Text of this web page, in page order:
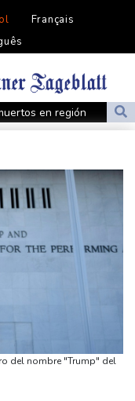
Français
en región
fútbol de Sudamérica
en la presidencia de
con Madonna en
del nombre "Trump" del